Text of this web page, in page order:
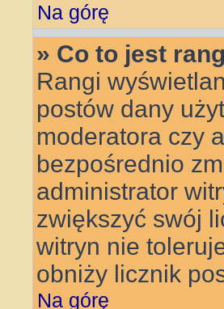
Na górę
» Co to jest
Rangi
postów dany
moderatora czy
bezpośrednio
administrator
zwiększyć swój
witryn nie
obniży licznik
Na górę